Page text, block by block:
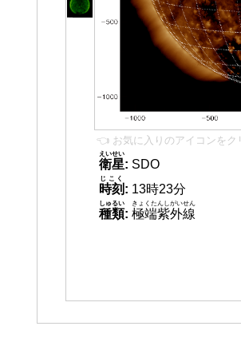
👈 お気に入りのアイコンをク
衛星
えいせい
: SDO
時刻
じこく
: 13時23分
種類
しゅるい
: 極端紫外線
きょくたんしがいせん